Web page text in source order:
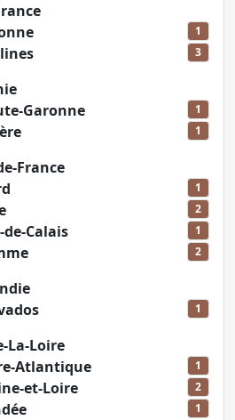
1
3
Garonne 1
1
France
1
2
de-Calais 1
2
1
La-Loire
Atlantique 1
et-Loire 2
1